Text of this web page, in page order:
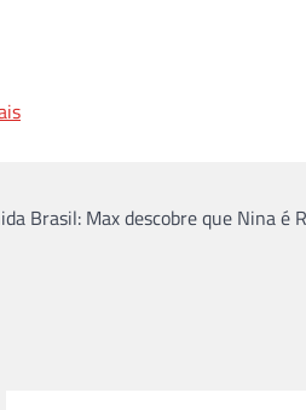
Brasil: Max descobre que Nina é